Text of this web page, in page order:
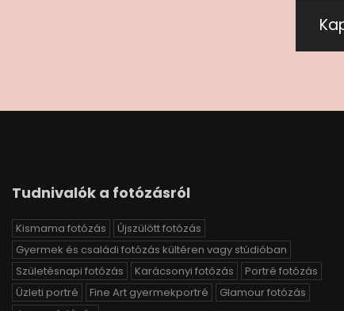
Tudnivalók a fotózásról
Kismama fotózás
Újszülött fotózás
Gyermek és családi fotózás kültéren vagy stúdióban
Születésnapi fotózás
Karácsonyi fotózás
Portré fotózás
Üzleti portré
Fine Art gyermekportré
Glamour fotózás